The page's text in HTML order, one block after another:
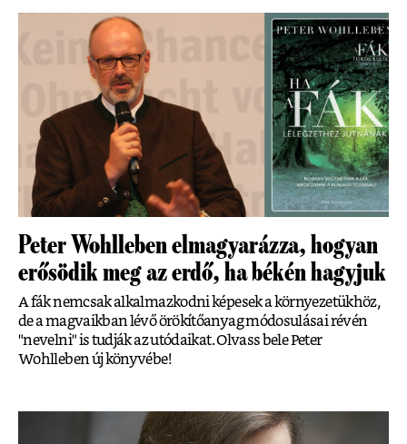
Peter Wohlleben elmagyarázza, hogyan
erősödik meg az erdő, ha békén hagyjuk
A fák nemcsak alkalmazkodni képesek a környezetükhöz,
de a magvaikban lévő örökítőanyag módosulásai révén
"nevelni" is tudják az utódaikat. Olvass bele Peter
Wohlleben új könyvébe!